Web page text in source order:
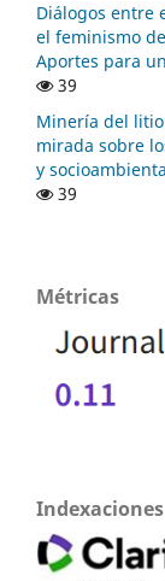
Diálogos entre
el feminismo
Aportes para
39
Minería del
mirada sobre
y
39
Métricas
Indexaciones